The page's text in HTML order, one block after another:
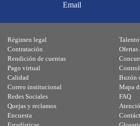
Email
Régimen legal
Contratación
Rendición de cuentas
Pago virtual
Calidad
Ofertas
Buzón
Correo institucional
Redes Sociales
Quejas y reclamos
Encuesta
Mapa
FAQ